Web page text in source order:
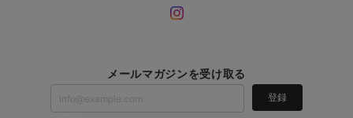
メールマガジンを受け取る
登録